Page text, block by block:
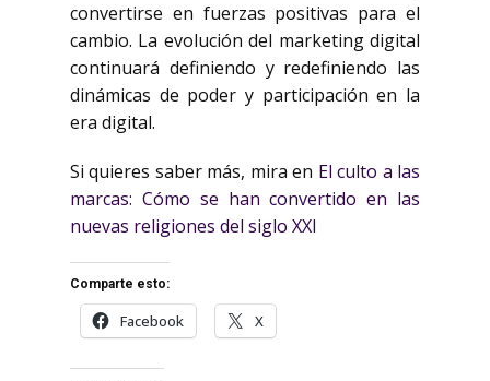
convertirse en fuerzas positivas para el
cambio. La evolución del marketing digital
continuará definiendo y redefiniendo las
dinámicas de poder y participación en la
era digital.
Si quieres saber más, mira en El culto a las
marcas: Cómo se han convertido en las
nuevas religiones del siglo XXI
Comparte esto:
Facebook X